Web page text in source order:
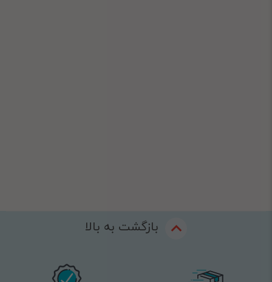
بازگشت به بالا